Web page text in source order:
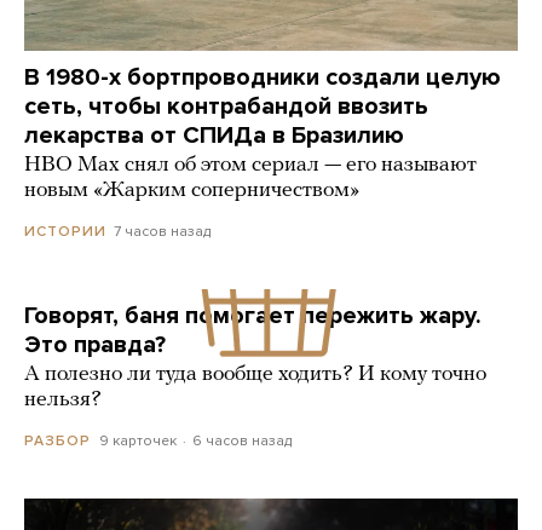
В 1980-х бортпроводники создали целую
сеть, чтобы контрабандой ввозить
лекарства от СПИДа в Бразилию
HBO Max снял об этом сериал — его называют
новым «Жарким соперничеством»
ИСТОРИИ 7 часов назад
Говорят, баня помогает пережить жару.
Это правда?
А полезно ли туда вообще ходить? И кому точно
нельзя?
РАЗБОР 9 карточек 6 часов назад